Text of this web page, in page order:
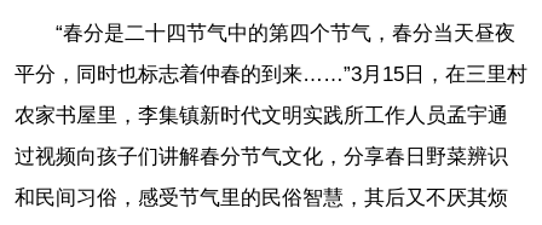
“春分是二十四节气中的第四个节气，春分当天昼夜
平分，同时也标志着仲春的到来……”3月15日，在三里村
农家书屋里，李集镇新时代文明实践所工作人员孟宇通
过视频向孩子们讲解春分节气文化，分享春日野菜辨识
和民间习俗，感受节气里的民俗智慧，其后又不厌其烦